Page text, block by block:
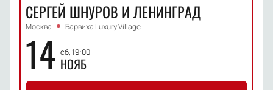
СЕРГЕЙ ШНУРОВ И ЛЕНИНГРАД
Москва Барвиха Luxury Village
14 сб, 19:00
НОЯБ